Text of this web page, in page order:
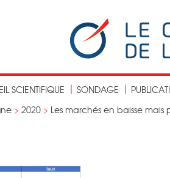
SCIENTIFIQUE SONDAGE
> 2020 > Les marchés en baisse mais